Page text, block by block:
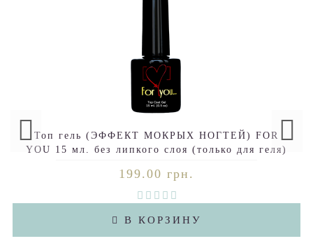
Топ гель (ЭФФЕКТ МОКРЫХ НОГТЕЙ) FOR
YOU 15 мл. без липкого слоя (только для геля)
199.00 грн.
В КОРЗИНУ